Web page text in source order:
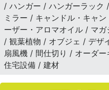
/ ハンガー / ハンガーラック
ミラー / キャンドル・キャ
ーザー・アロマオイル / マ
/ 観葉植物 / オブジェ / デザ
扇風機 / 間仕切り / オーダ
住宅設備 / 建材